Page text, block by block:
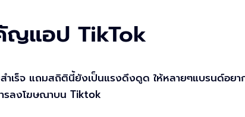
ญแอป TikTok
เร็จ แถมสถิตินี้ยังเป็นแรงดึงดูด ให้หลายๆแบรนด์อยา
ารลงโฆษณาบน Tiktok